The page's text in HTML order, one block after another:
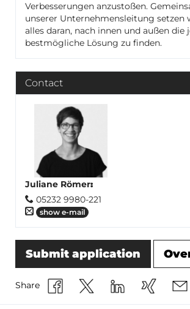
Verbesserungen anzustoßen.
unserer Unternehmensleitung setzen
alles daran, nach innen und außen die
bestmögliche Lösung zu finden.
Contact
Juliane Römer:
05232 9980-221
show e-mail
Submit application
Share